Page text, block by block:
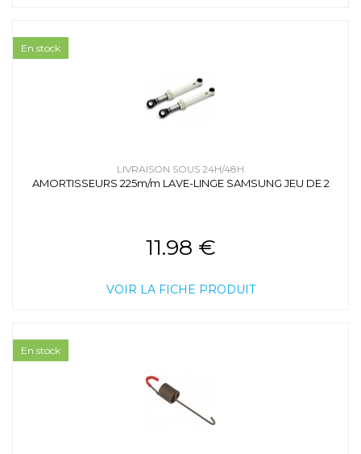
LIVRAISON SOUS 24H/48H
AMORTISSEURS 225m/m LAVE-LINGE SAMSUNG JEU DE 2
11.98 €
VOIR LA FICHE PRODUIT
En stock
En stock